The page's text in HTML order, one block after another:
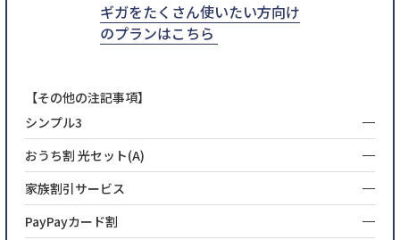
ギガをたくさん使いたい方向け
のプランはこちら
【その他の注記事項】
シンプル3
おうち割 光セット(A)
家族割引サービス
PayPayカード割